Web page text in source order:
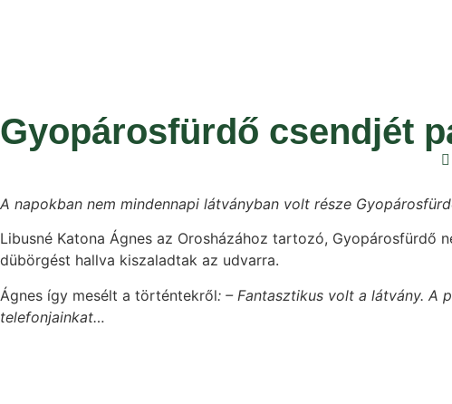
Gyopárosfürdő csendjét
A napokban nem mindennapi látványban volt része
Libusné Katona Ágnes az Orosházához tartozó, Gyopárosfürdő
dübörgést hallva kiszaladtak az udvarra.
Ágnes így mesélt a történtekről: – Fantasztikus volt a látvány. A
telefonjainkat…